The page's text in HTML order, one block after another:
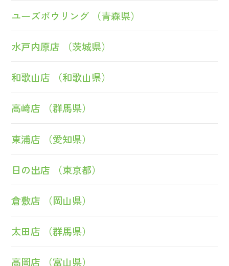
ユーズボウリング （青森県）
水戸内原店 （茨城県）
和歌山店 （和歌山県）
高崎店 （群馬県）
東浦店 （愛知県）
日の出店 （東京都）
倉敷店 （岡山県）
太田店 （群馬県）
高岡店 （富山県）